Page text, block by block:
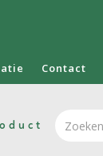
Contact